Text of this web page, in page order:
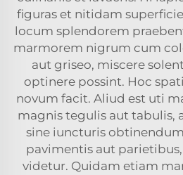
figuras et nitidam
locum splendorem
marmorem nigrum cum
aut griseo, miscere
optinere possint. Hoc
novum facit. Aliud est uti
magnis tegulis aut tabulis,
sine iuncturis
pavimentis aut
videtur. Quidam etiam